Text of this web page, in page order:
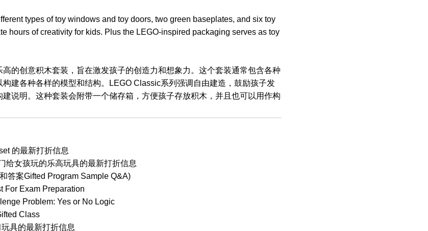
types of toy windows and toy doors, two green baseplates, and six toy
hours of creativity for kids. Plus the LEGO-inspired packaging serves as toy
的创意积木套装，旨在激发孩子的创造力和想象力。这个套装通常包含各种
建各种各样的模型和结构。LEGO Classic系列强调自由建造，鼓励孩子发
说明。这种套装会附带一个储存箱，方便孩子存放积木，并且也可以用作构
的最新打折信息
给女孩玩的乐高玩具的最新打折信息
答案Gifted Program Sample Q&A)
For Exam Preparation
Problem: Yes or No Logic
Class
具的最新打折信息